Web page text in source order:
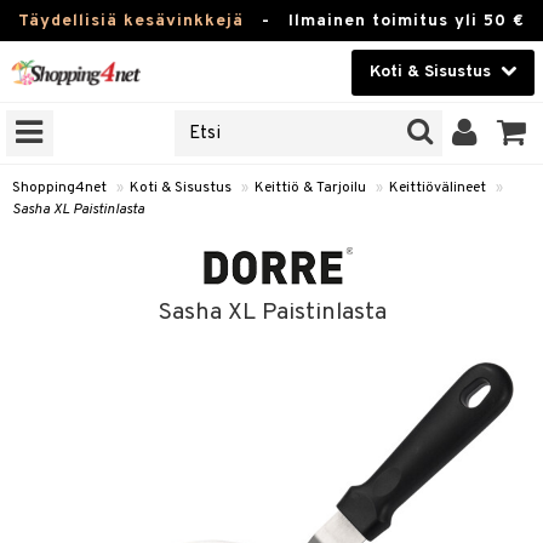
Täydellisiä kesävinkkejä - Ilmainen toimitus yli 50 €
Koti & Sisustus
Kauneudenhoito
Piilolinssit
Shopping4net » Koti & Sisustus » Keittiö & Tarjoilu » Keittiövälineet »
Sasha XL Paistinlasta
Sasha XL Paistinlasta